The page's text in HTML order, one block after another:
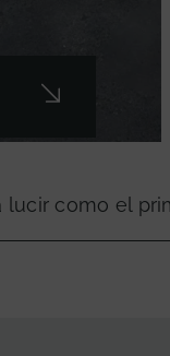
como el